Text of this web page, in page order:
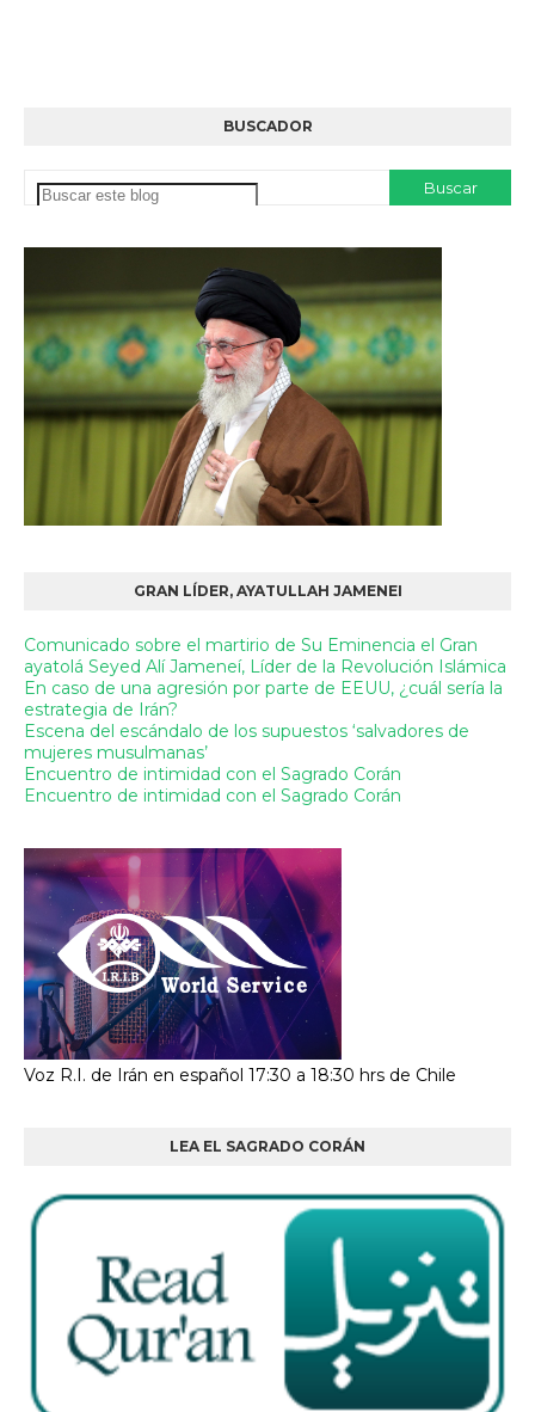
BUSCADOR
GRAN LÍDER, AYATULLAH JAMENEI
Comunicado sobre el martirio de Su Eminencia el Gran
ayatolá Seyed Alí Jameneí, Líder de la Revolución Islámica
En caso de una agresión por parte de EEUU, ¿cuál sería la
estrategia de Irán?
Escena del escándalo de los supuestos ‘salvadores de
mujeres musulmanas’
Encuentro de intimidad con el Sagrado Corán
Encuentro de intimidad con el Sagrado Corán
Voz R.I. de Irán en español 17:30 a 18:30 hrs de Chile
LEA EL SAGRADO CORÁN